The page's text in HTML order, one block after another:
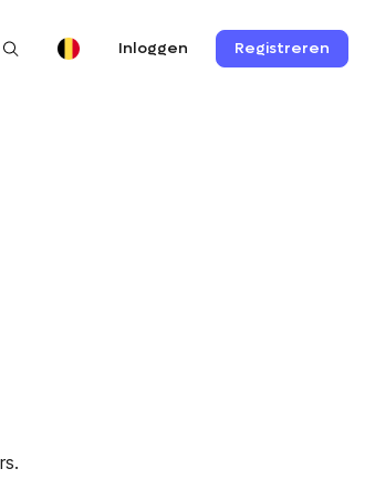
Inloggen Registreren